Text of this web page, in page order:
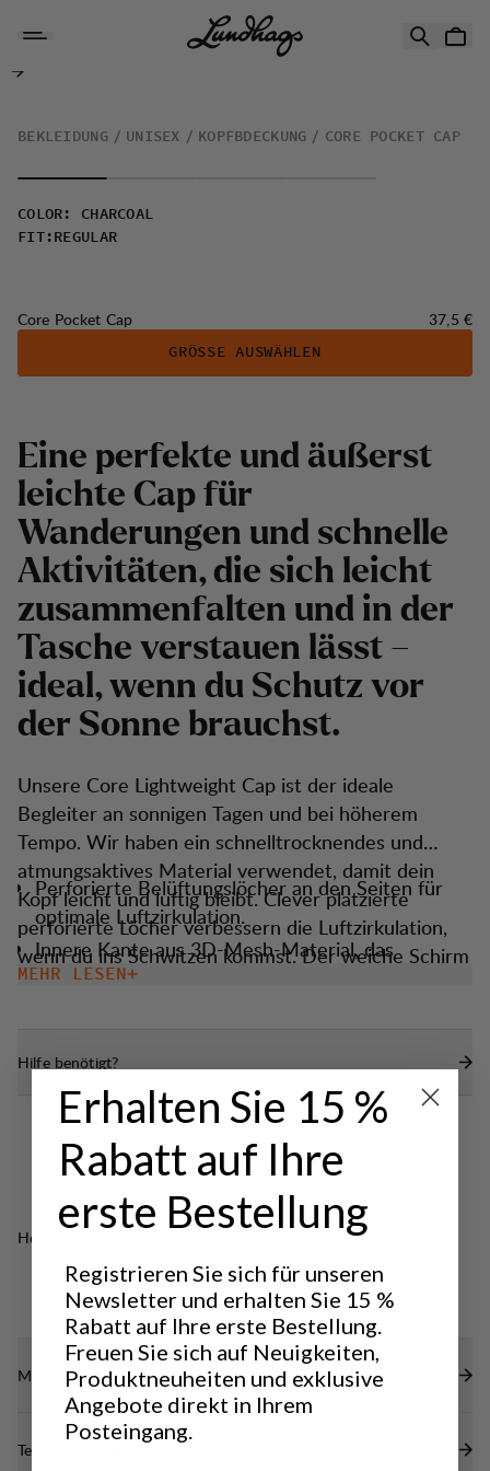
Core Pocket Cap
BEKLEIDUNG UNISEX KOPFBDECKUNG CORE POCKET CAP
COLOR : CHARCOAL
FIT: REGULAR
Core Pocket Cap Preis:
37,5 €
GRÖSSE AUSWÄHLEN
Eine perfekte und äußerst
leichte Cap für
Wanderungen und schnelle
Aktivitäten, die sich leicht
zusammenfalten und in der
Tasche verstauen lässt –
ideal, wenn du Schutz vor
der Sonne brauchst.
Unsere Core Lightweight Cap ist der ideale
Begleiter an sonnigen Tagen und bei höherem
Tempo. Wir haben ein schnelltrocknendes und
atmungsaktives Material verwendet, damit dein
Kopf leicht und luftig bleibt. Clever platzierte
perforierte Löcher verbessern die Luftzirkulation,
wenn du ins Schwitzen kommst. Der weiche Schirm
sorgt dafür, dass die Cap sich einfach
Perforierte Belüftungslöcher an den Seiten für
optimale Luftzirkulation.
Innere Kante aus 3D-Mesh-Material, das
Feuchtigkeit ableitet und den Kopf trocken hält.
Passform.
Die Cap hat einen weichen, etwas kürzeren
Schirm, sodass sie sich einfach zusammenfalten
und in der Tasche verstauen lässt.
Maschinenwaschbar.
MEHR LESEN
Hilfe benötigt?
Hervorragend für
TREKKING
TREKKING
Materialien
Technische Daten
Erhalten Sie 15 %
Rabatt auf Ihre
erste Bestellung
Registrieren Sie sich für unseren
Newsletter und erhalten Sie 15 %
Rabatt auf Ihre erste Bestellung.
Freuen Sie sich auf Neuigkeiten,
Produktneuheiten und exklusive
Angebote direkt in Ihrem
Posteingang.